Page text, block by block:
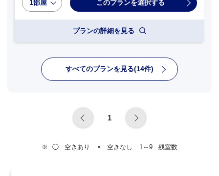
1部屋
プランの詳細を見る
すべてのプランを見る(14件)
1
◯ : 空きあり × : 空きなし 1～9 : 残室数